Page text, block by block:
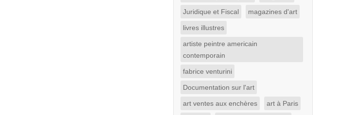
Juridique et Fiscal magazines d'art
livres illustres
artiste peintre americain
contemporain
fabrice venturini
Documentation sur l'art
art ventes aux enchères art à Paris